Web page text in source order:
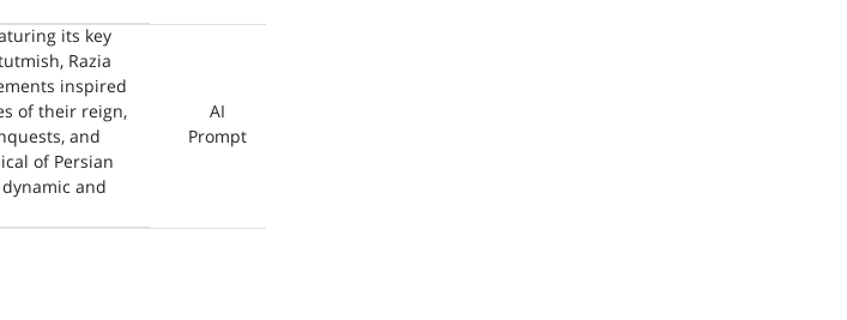
AI
Prompt
its key
Razia
inspired
of their reign,
and
of Persian
and